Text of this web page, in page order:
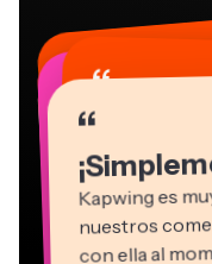
“
Kapwing es
nuestros
con ella al
“
“
““
“
“